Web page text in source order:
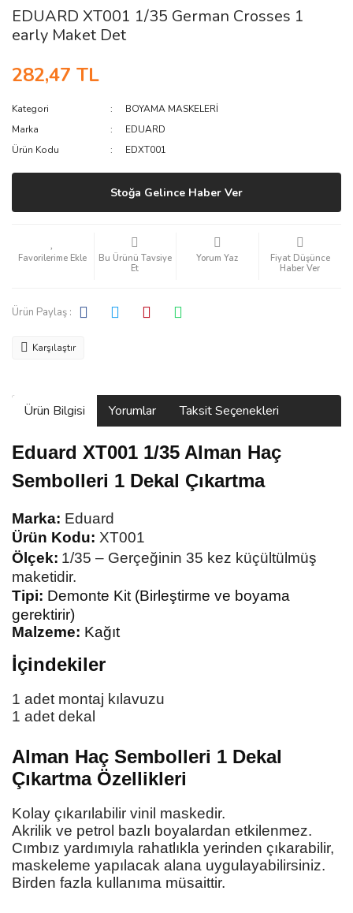
EDUARD XT001 1/35 German Crosses 1
early Maket Det
282,47 TL
Kategori
BOYAMA MASKELERİ
Marka
EDUARD
Ürün Kodu
EDXT001
Stoğa Gelince Haber Ver
Bu Ürünü Tavsiye
Et
Yorum Yaz
Fiyat Düşünce
Haber Ver
Ürün Paylaş :
Karşılaştır
Ürün Bilgisi Yorumlar Taksit Seçenekleri
Eduard XT001 1/35 Alman Haç
Sembolleri 1 Dekal Çıkartma
Marka: Eduard
Ürün Kodu: XT001
Ölçek: 1/35 – Gerçeğinin 35 kez küçültülmüş
maketidir.
Tipi: Demonte Kit (Birleştirme ve boyama
gerektirir)
Malzeme: Kağıt
İçindekiler
1 adet montaj kılavuzu
1 adet dekal
Alman Haç Sembolleri 1 Dekal
ÇıkartmaÖzellikleri
Kolay çıkarılabilir vinil maskedir.
Akrilik ve petrol bazlı boyalardan etkilenmez.
Cımbız yardımıyla rahatlıkla yerinden çıkarabilir,
maskeleme yapılacak alana uygulayabilirsiniz.
Birden fazla kullanıma müsaittir.